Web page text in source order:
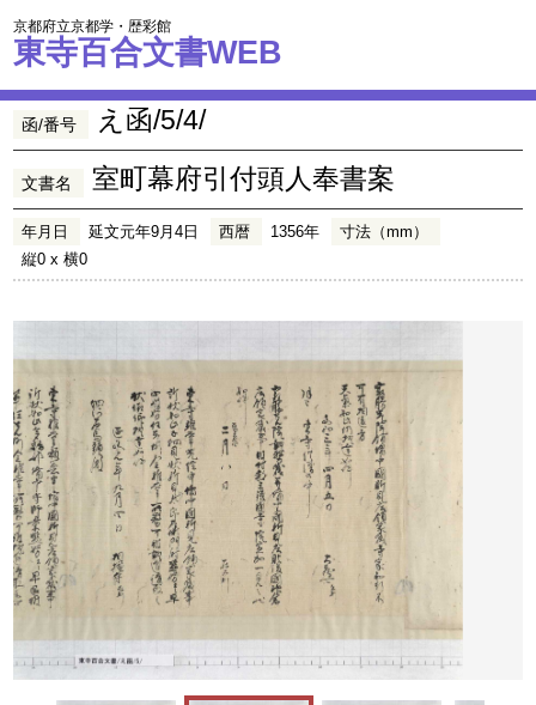
京都府立京都学・歴彩館
東寺百合文書WEB
函/番号 え函/5/4/
文書名 室町幕府引付頭人奉書案
年月日 延文元年9月4日 西暦 1356年
寸法（mm）
縦0 x 横0